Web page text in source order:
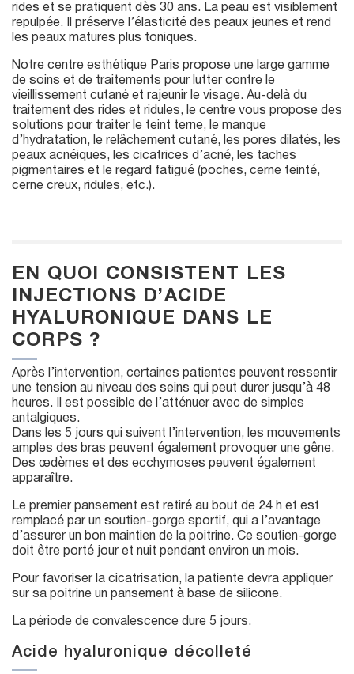
rides et se pratiquent dès 30 ans. La peau est visiblement
repulpée. Il préserve l’élasticité des peaux jeunes et rend
les peaux matures plus toniques.
Notre centre esthétique Paris propose une large gamme
de soins et de traitements pour lutter contre le
vieillissement cutané et rajeunir le visage. Au-delà du
traitement des rides et ridules, le centre vous propose des
solutions pour traiter le teint terne, le manque
d’hydratation, le relâchement cutané, les pores dilatés, les
peaux acnéiques, les cicatrices d’acné, les taches
pigmentaires et le regard fatigué (poches, cerne teinté,
cerne creux, ridules, etc.).
EN QUOI CONSISTENT LES
INJECTIONS D’ACIDE
HYALURONIQUE DANS LE
CORPS ?
Après l’intervention, certaines patientes peuvent ressentir
une tension au niveau des seins qui peut durer jusqu’à 48
heures. Il est possible de l’atténuer avec de simples
antalgiques.
Dans les 5 jours qui suivent l’intervention, les mouvements
amples des bras peuvent également provoquer une gêne.
Des œdèmes et des ecchymoses peuvent également
apparaître.
Le premier pansement est retiré au bout de 24 h et est
remplacé par un soutien-gorge sportif, qui a l’avantage
d’assurer un bon maintien de la poitrine. Ce soutien-gorge
doit être porté jour et nuit pendant environ un mois.
Pour favoriser la cicatrisation, la patiente devra appliquer
sur sa poitrine un pansement à base de silicone.
La période de convalescence dure 5 jours.
Acide hyaluronique décolleté